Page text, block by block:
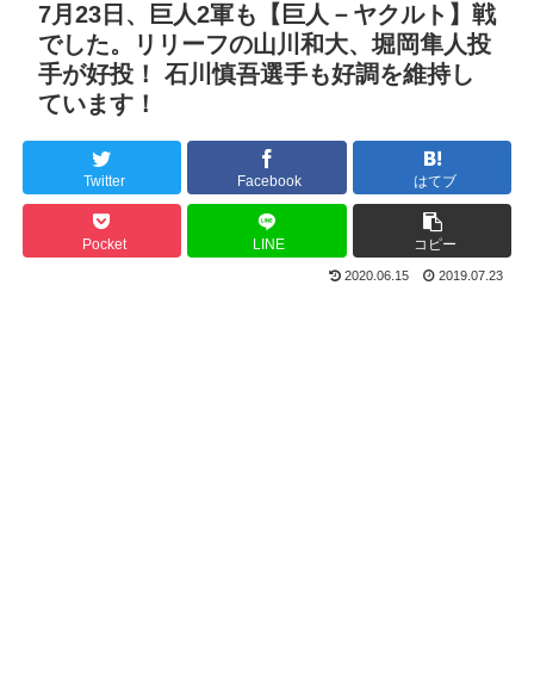
7月23日、巨人2軍も【巨人－ヤクルト】戦
でした。リリーフの山川和大、堀岡隼人投
手が好投！ 石川慎吾選手も好調を維持し
ています！
Twitter Facebook はてブ
Pocket LINE コピー
2020.06.15 2019.07.23